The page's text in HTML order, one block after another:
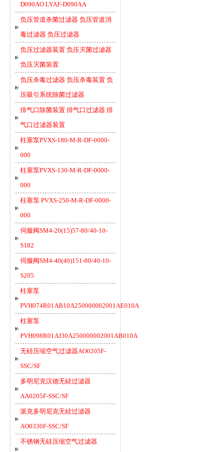
D090AO LYAF-D090AA
负压管道杀菌过滤器 负压管道消
毒过滤器 负压过滤器
负压过滤器装置 负压灭菌过滤器
负压灭菌装置
负压杀毒过滤器 负压杀毒装置 负
压吸引系统除菌过滤器
排气口除菌装置 排气口过滤器 排
气口过滤器装置
柱塞泵PVXS-180-M-R-DF-0000-
000
柱塞泵PVXS-130-M-R-DF-0000-
000
柱塞泵 PVXS-250-M-R-DF-0000-
000
伺服阀SM4-20(15)57-80/40-10-
S182
伺服阀SM4-40(40)151-80/40-10-
S205
柱塞泵
PVH074R01AB10A250000002001AE010A
柱塞泵
PVH098R01AJ30A250000002001AB010A
无硅压缩空气过滤器AO0205F-
SSC/SF
多明尼克汉德无硅过滤器
AA0205F-SSC/SF
派克多明尼克无硅过滤器
AO0330F-SSC/SF
不锈钢无硅压缩空气过滤器